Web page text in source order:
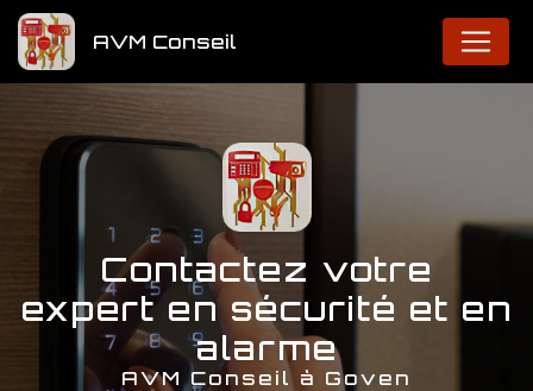
AVM Conseil
Contactez votre
expert en sécurité et en
alarme
AVM Conseil à Goven
Panneau de gestion des cookies